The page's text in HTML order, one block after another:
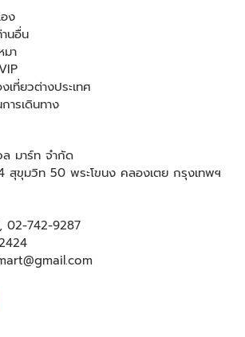
ง
นอื่น
มา
เที่ยวต่างประเทศ
ารเดินทาง
ล มาร์ท จำกัด
สุขุมวิท 50 พระโขนง คลองเตย กรุงเทพฯ
02-742-9287